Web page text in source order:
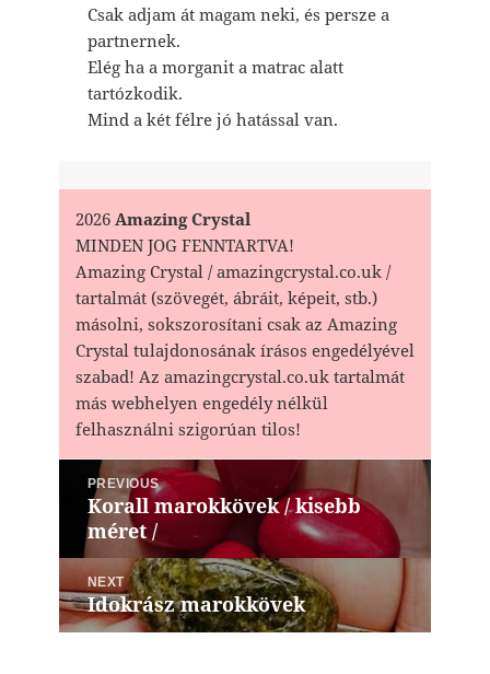
Csak adjam át magam neki, és persze a
partnernek.
Elég ha a morganit a matrac alatt
tartózkodik.
Mind a két félre jó hatással van.
2026Amazing Crystal
MINDEN JOG FENNTARTVA!
Amazing Crystal / amazingcrystal.co.uk /
tartalmát (szövegét, ábráit, képeit, stb.)
másolni, sokszorosítani csak az Amazing
Crystal tulajdonosának írásos engedélyével
szabad! Az amazingcrystal.co.uk tartalmát
más webhelyen engedély nélkül
felhasználni szigorúan tilos!
Bejegyzés
navigáció
PREVIOUS
Previous
post:
Korall marokkövek / kisebb
méret /
NEXT
Next
post:
Idokrász marokkövek